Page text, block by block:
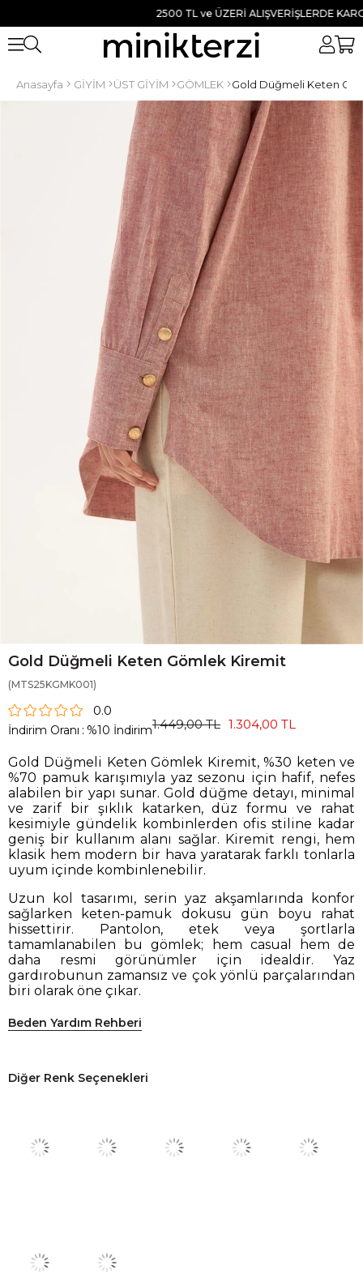
2500 TL ve ÜZERİ ALIŞVERİŞLERDE KARGO
Anasayfa GİYİM ÜST GİYİM GÖMLEK Gold Düğmeli Keten
Gold Düğmeli Keten Gömlek Kiremit
(MTS25KGMK001)
0.0
İndirim Oranı : %10 İndirim1.449,00 TL 1.304,00 TL
Gold Düğmeli Keten Gömlek Kiremit, %30 keten ve
%70 pamuk karışımıyla yaz sezonu için hafif, nefes
alabilen bir yapı sunar. Gold düğme detayı, minimal
ve zarif bir şıklık katarken, düz formu ve rahat
kesimiyle gündelik kombinlerden ofis stiline kadar
geniş bir kullanım alanı sağlar. Kiremit rengi, hem
klasik hem modern bir hava yaratarak farklı tonlarla
uyum içinde kombinlenebilir.
Uzun kol tasarımı, serin yaz akşamlarında konfor
sağlarken keten-pamuk dokusu gün boyu rahat
hissettirir. Pantolon, etek veya şortlarla
tamamlanabilen bu gömlek; hem casual hem de
daha resmi görünümler için idealdir. Yaz
gardırobunun zamansız ve çok yönlü parçalarından
biri olarak öne çıkar.
Beden Yardım Rehberi
Diğer Renk Seçenekleri